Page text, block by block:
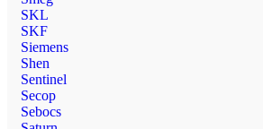
SKL
SKF
Siemens
Shen
Sentinel
Secop
Sebocs